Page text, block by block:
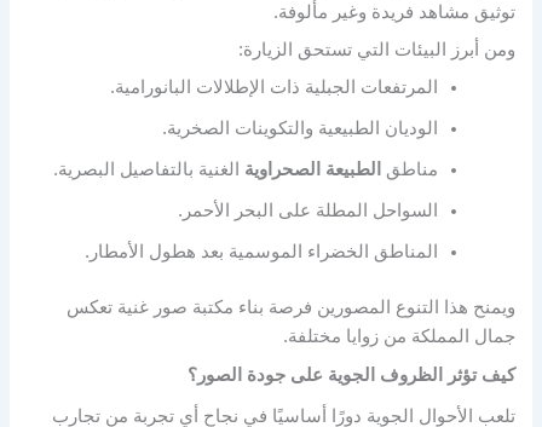
توثيق مشاهد فريدة وغير مألوفة.
ومن أبرز البيئات التي تستحق الزيارة:
المرتفعات الجبلية ذات الإطلالات البانورامية.
الوديان الطبيعية والتكوينات الصخرية.
مناطق الطبيعة الصحراوية الغنية بالتفاصيل البصرية.
السواحل المطلة على البحر الأحمر.
المناطق الخضراء الموسمية بعد هطول الأمطار.
ويمنح هذا التنوع المصورين فرصة بناء مكتبة صور غنية تعكس
جمال المملكة من زوايا مختلفة.
كيف تؤثر الظروف الجوية على جودة الصور؟
تلعب الأحوال الجوية دورًا أساسيًا في نجاح أي تجربة من تجارب